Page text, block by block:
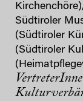
Südtiroler
(Südtiroler
(Südtiroler